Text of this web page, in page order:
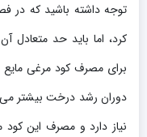
توجه داشته باشید که در
کرد، اما باید حد
برای مصرف کود مرغی
دوران رشد درخت بیشتر
نیاز دارد و مصرف این